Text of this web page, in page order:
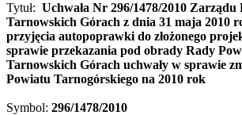
Tytuł: Uchwała Nr 296/1478/2010 Zarządu
Tarnowskich Górach z dnia 31 maja 2010
przyjęcia autopoprawki do złożonego
sprawie przekazania pod obrady Rady
Tarnowskich Górach uchwały w sprawie
Powiatu Tarnogórskiego na 2010 rok
Symbol: 296/1478/2010